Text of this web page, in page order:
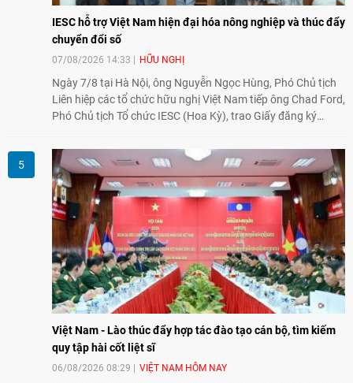
IESC hỗ trợ Việt Nam hiện đại hóa nông nghiệp và thúc đẩy
chuyển đổi số
07/08/2026 14:33 HỮU NGHỊ
Ngày 7/8 tại Hà Nội, ông Nguyễn Ngọc Hùng, Phó Chủ tịch
Liên hiệp các tổ chức hữu nghị Việt Nam tiếp ông Chad Ford,
Phó Chủ tịch Tổ chức IESC (Hoa Kỳ), trao Giấy đăng ký
đổi về định hướng triển khai Dự án "Mở rộng Thương mại
Nông nghiệp và An toàn thực phẩm Hoa Kỳ - Việt Nam",
hướng tới thúc đẩy chuyển đổi số, hiện đại hóa nông nghiệp
và mở rộng hợp tác phát triển giữa hai nước.
Việt Nam - Lào thúc đẩy hợp tác đào tạo cán bộ, tìm kiếm
quy tập hài cốt liệt sĩ
06/08/2026 08:29 VIỆT NAM HÔM NAY